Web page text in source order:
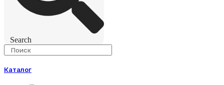
Search
Каталог